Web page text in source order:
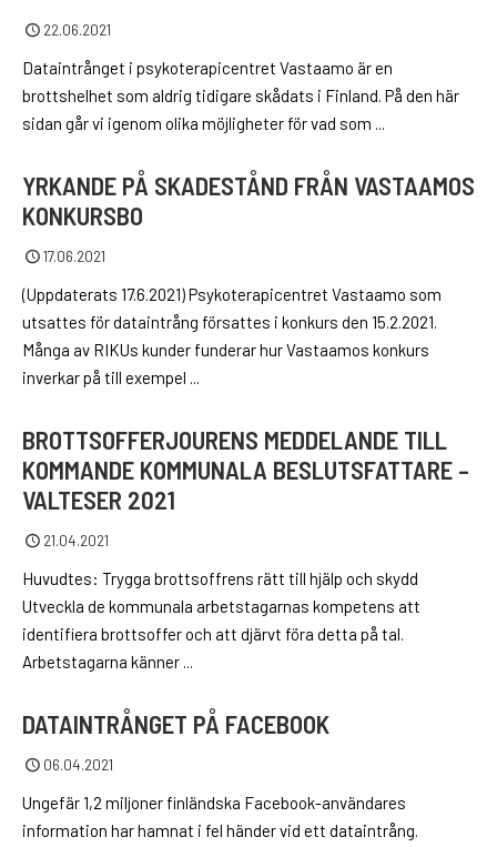
22.06.2021
Dataintrånget i psykoterapicentret Vastaamo är en
brottshelhet som aldrig tidigare skådats i Finland. På den här
sidan går vi igenom olika möjligheter för vad som ...
YRKANDE PÅ SKADESTÅND FRÅN VASTAAMOS
KONKURSBO
17.06.2021
(Uppdaterats 17.6.2021) Psykoterapicentret Vastaamo som
utsattes för dataintrång försattes i konkurs den 15.2.2021.
Många av RIKUs kunder funderar hur Vastaamos konkurs
inverkar på till exempel ...
BROTTSOFFERJOURENS MEDDELANDE TILL
KOMMANDE KOMMUNALA BESLUTSFATTARE –
VALTESER 2021
21.04.2021
Huvudtes: Trygga brottsoffrens rätt till hjälp och skydd
Utveckla de kommunala arbetstagarnas kompetens att
identifiera brottsoffer och att djärvt föra detta på tal.
Arbetstagarna känner ...
DATAINTRÅNGET PÅ FACEBOOK
06.04.2021
Ungefär 1,2 miljoner finländska Facebook-användares
information har hamnat i fel händer vid ett dataintrång.